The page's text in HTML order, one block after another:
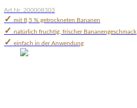
Art.Nr. 200008303
✓ mit 8,5 % getrockneten Bananen
✓ natürlich fruchtig, frischer Bananengeschmack
✓ einfach in der Anwendung